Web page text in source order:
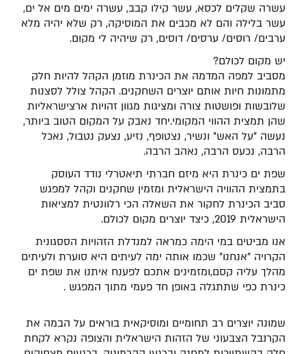
עשרה שקלים לכסא, עשר קילו קבב, עשרה ימים מים אל ים,
עשר בלילה והם לא מכבים את המוסיקה, רק שלא יהיה מלא
ערבים/ רוסים/ ערסים/ דוסים, רק שיהיה לי מקום.
יש מקום לכולם?
מסביב למפה המדמה את הכינרת מוזמן הקהל להיות חלק
מתמונות חיות אותם יוצרים השחקנים. הקהל צולל לסצנות
שלובשות ופושטות צורה ומציגות מגוון זהויות ארצישראליות
שהן תמצית ההווי המקומי.יחד נאבק על המקום הטוב ביותר,
נעשה "על האש" ונשיר, נצטופף, נזיע, נצעק נטבול, נאכל
הרבה, נכעס הרבה, נאהב הרבה.
שפת ים כינרת היא מיזם חברתי תיאטרלי נודד העוסק
בתמצית ההוויה הישראלית ומזמין שחקנים וקהל למפגש
סביב הכינרת לחקור את השאלה הכי רלוונטית למציאות
הישראלית 2019, כיצד יוצרים מקום לכולם.
אנו מביטים במי הימה כמראה למנדלת הזהויות הססגונית
הקרויה "אנחנו" שכמו אותה ימה לעיתים היא סוערת ולעיתים
מהלך עליה קסם,ומזמינים אתכם לפענח איתנו את שפת ים
כינרת כפי שתתגלה באופן חד פעמי מתוך המפגש .
שמונה יוצרים רב תחומיים ומוסיקאית בוראים על הבמה את
הקרנבל הצבעוני של הזהות הישראלית והצופה נקרא לקחת